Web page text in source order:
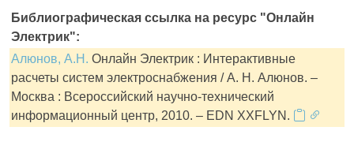
Библиографическая ссылка на ресурс "Онлайн
Электрик":
Алюнов, А.Н. Онлайн Электрик : Интерактивные
расчеты систем электроснабжения / А. Н. Алюнов. –
Москва : Всероссийский научно-технический
информационный центр, 2010. – EDN XXFLYN.